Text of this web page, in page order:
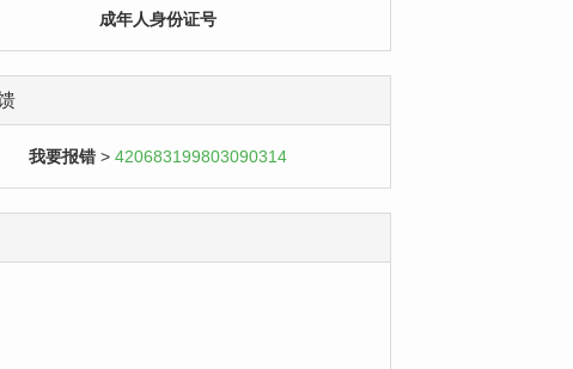
成年人身份证号
我要报错 > 420683199803090314